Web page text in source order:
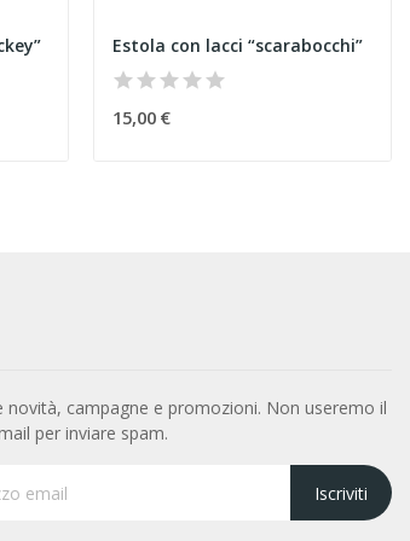
Estola con lacci “scarabocchi”
15,00 €
novità, campagne e promozioni. Non useremo il
per inviare spam.
Iscriviti